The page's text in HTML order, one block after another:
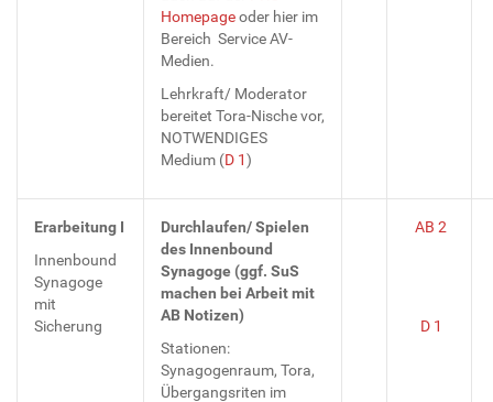
Homepageoder hier im
Bereich Service AV-
Medien.
Lehrkraft/ Moderator
bereitet Tora-Nische vor,
NOTWENDIGES
Medium (D 1)
Erarbeitung I
Innenbound
Synagoge
mit
Sicherung
Durchlaufen/ Spielen
des Innenbound
Synagoge (ggf. SuS
machen bei Arbeit mit
AB Notizen)
Stationen:
Synagogenraum, Tora,
Übergangsriten im
AB 2
D 1